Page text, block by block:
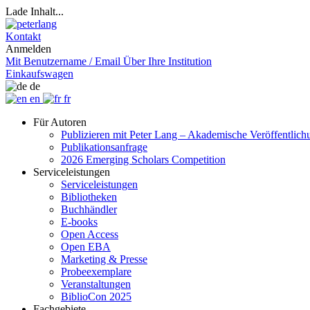
Lade Inhalt...
Kontakt
Anmelden
Mit Benutzername / Email Über Ihre Institution
Einkaufswagen
de
en
fr
Für Autoren
Publizieren mit Peter Lang – Akademische
Publikationsanfrage
2026 Emerging Scholars Competition
Serviceleistungen
Serviceleistungen
Bibliotheken
Buchhändler
E-books
Open Access
Open EBA
Marketing & Presse
Probeexemplare
Veranstaltungen
BiblioCon 2025